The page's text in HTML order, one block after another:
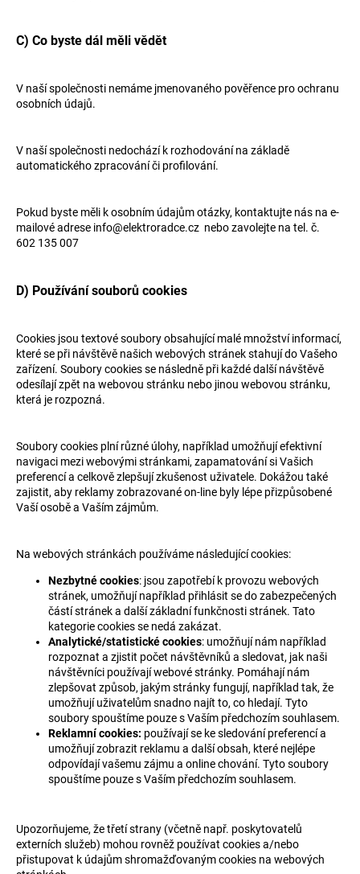
C) Co byste dál měli vědět
V naší společnosti nemáme jmenovaného pověřence pro ochranu
osobních údajů.
V naší společnosti nedocházík rozhodování na základě
automatického zpracování či profilování.
Pokud byste měli k osobním údajům otázky, kontaktujte nás na e-
mailové adrese info@elektroradce.cz nebo zavolejte na tel. č.
602 135 007
D) Používání souborů cookies
Cookies jsou textové soubory obsahující malé množství informací,
které se při návštěvě našich webových stránek stahují do Vašeho
zařízení. Soubory cookies se následně při každé další návštěvě
odesílají zpět na webovou stránku nebo jinou webovou stránku,
která je rozpozná.
Soubory cookies plní různé úlohy, například umožňují efektivní
navigaci mezi webovými stránkami, zapamatování si Vašich
preferencí a celkově zlepšují zkušenost uživatele. Dokážou také
zajistit, aby reklamy zobrazované on-line byly lépe přizpůsobené
Vaší osobě a Vaším zájmům.
Na webových stránkách používáme následující cookies:
Nezbytné cookies: jsou zapotřebí k provozu webových
stránek, umožňují například přihlásit se do zabezpečených
částí stránek a další základní funkčnosti stránek. Tato
kategorie cookies se nedá zakázat.
Analytické/statistické cookies: umožňují nám například
rozpoznat a zjistit počet návštěvníků a sledovat, jak naši
návštěvníci používají webové stránky. Pomáhají nám
zlepšovat způsob, jakým stránky fungují, například tak, že
umožňují uživatelům snadno najít to, co hledají. Tyto
soubory spouštíme pouze s Vaším předchozím souhlasem.
Reklamní cookies: používají se ke sledování preferencí a
umožňují zobrazit reklamu a další obsah, které nejlépe
odpovídají vašemu zájmu a online chování. Tyto soubory
spouštíme pouze s Vaším předchozím souhlasem.
Upozorňujeme, že třetí strany (včetně např. poskytovatelů
externích služeb) mohou rovněž používat cookies a/nebo
přistupovat k údajům shromažďovaným cookies na webových